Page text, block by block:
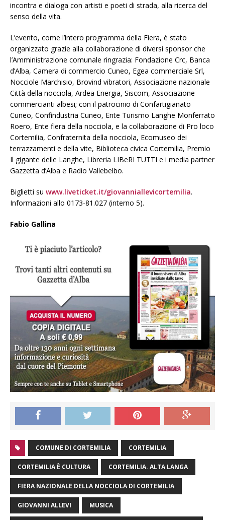
incontra e dialoga con artisti e poeti di strada, alla ricerca del
senso della vita.
L’evento, come l’intero programma della Fiera, è stato
organizzato grazie alla collaborazione di diversi sponsor che
l’Amministrazione comunale ringrazia: Fondazione Crc, Banca
d’Alba, Camera di commercio Cuneo, Egea commerciale Srl,
Nocciole Marchisio, Brovind vibratori, Associazione nazionale
Città della nocciola, Ardea Energia, Siscom, Associazione
commercianti albesi; con il patrocinio di Confartigianato
Cuneo, Confindustria Cuneo, Ente Turismo Langhe Monferrato
Roero, Ente fiera della nocciola, e la collaborazione di Pro loco
Cortemilia, Confraternita della nocciola, Ecomuseo dei
terrazzamenti e della vite, Biblioteca civica Cortemilia, Premio
Il gigante delle Langhe, Libreria LIBeRI TUTTI e i media partner
Gazzetta d’Alba e Radio Vallebelbo.
Biglietti su www.liveticket.it/giovanniallevicortemilia.
Informazioni allo 0173-81.027 (interno 5).
Fabio Gallina
COMUNE DI CORTEMILIA CORTEMILIA
CORTEMILIA È CULTURA CORTEMILIA. ALTA LANGA
FIERA NAZIONALE DELLA NOCCIOLA DI CORTEMILIA
GIOVANNI ALLEVI MUSICA